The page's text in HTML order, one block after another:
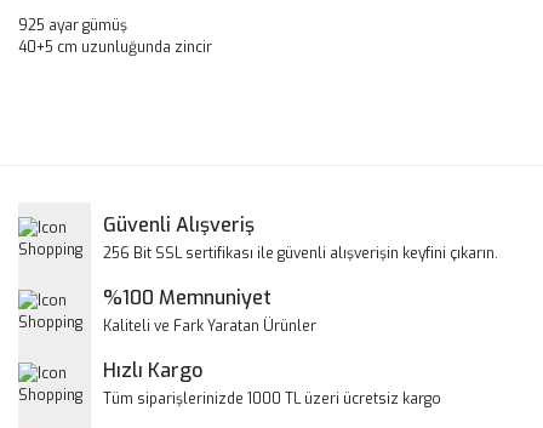
925 ayar gümüş
40+5 cm uzunluğunda zincir
Yorum Yaz
Ürün resmi kalitesiz, bozuk veya görüntülenemiyor.
Ürün bilgilerinde hatalar bulunuyor.
Bu ürüne benzer farklı alternatifler olmalı.
Güvenli Alışveriş
256 Bit SSL sertifikası ile güvenli alışverişin keyfini çıkarın.
%100 Memnuniyet
Kaliteli ve Fark Yaratan Ürünler
Hızlı Kargo
Tüm siparişlerinizde 1000 TL üzeri ücretsiz kargo